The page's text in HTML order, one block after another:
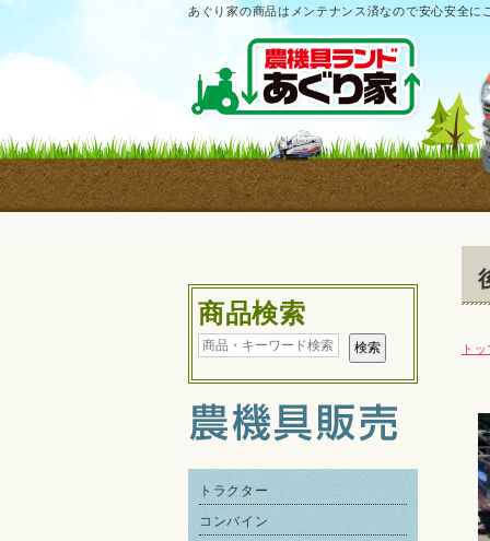
あぐり家の商品はメンテナンス済なので安心安全に
商品検索
トラクター
コンバイン
ト